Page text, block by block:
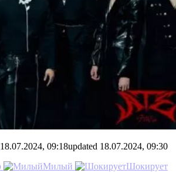
18.07.2024, 09:18updated 18.07.2024, 09:30
Милый Шокирует